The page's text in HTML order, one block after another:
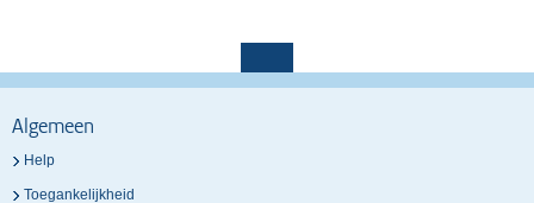
Algemeen
Help
Toegankelijkheid